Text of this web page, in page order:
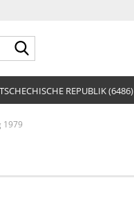
REPUBLIK (6486)
1979